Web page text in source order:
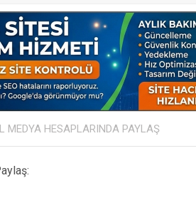
MEDYA HESAPLARINDA PAYLAŞ